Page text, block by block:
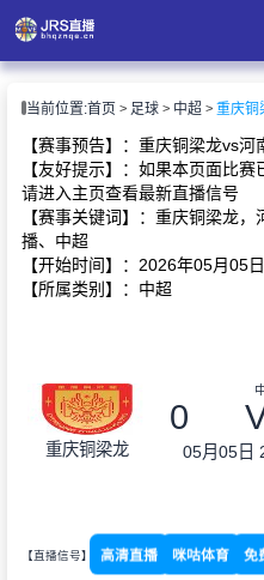
播
讯
当前位置:首页 足球 中超
【赛事预告】：重庆铜梁龙vs河
【友好提示】：如果本页面比
请进入主页查看最新直播信号
【赛事关键词】：重庆铜梁龙
播、中超
【开始时间】：2026年05月05
【所属类别】：中超
重庆铜梁龙
0
05月05日
【直播信号】 高清直播 咪咕体育 免